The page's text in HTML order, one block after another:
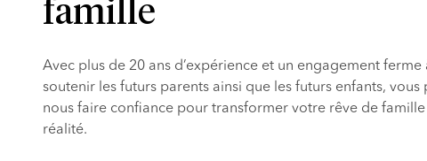
famille
Avec plus de 20 ans d’expérience et un engagement ferme
soutenir les futurs parents ainsi que les futurs enfants, vous
nous faire confiance pour transformer votre rêve de famille
réalité.